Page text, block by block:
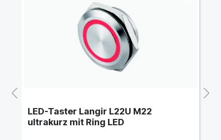
LED-Taster Langir L22U M22
ultrakurz mit Ring LED